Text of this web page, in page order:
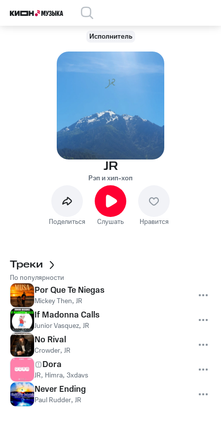
Исполнитель
JR
Рэп и хип-хоп
Поделиться Слушать Нравится
Треки
По популярности
Por Que Te Niegas
Mickey Then, JR
If Madonna Calls
Junior Vasquez, JR
No Rival
Crowder, JR
Dora
JR, Himra, 3xdavs
Never Ending
Paul Rudder, JR